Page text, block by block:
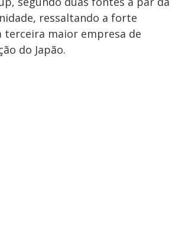
ressaltando a forte
terceira maior empresa de
do Japão.